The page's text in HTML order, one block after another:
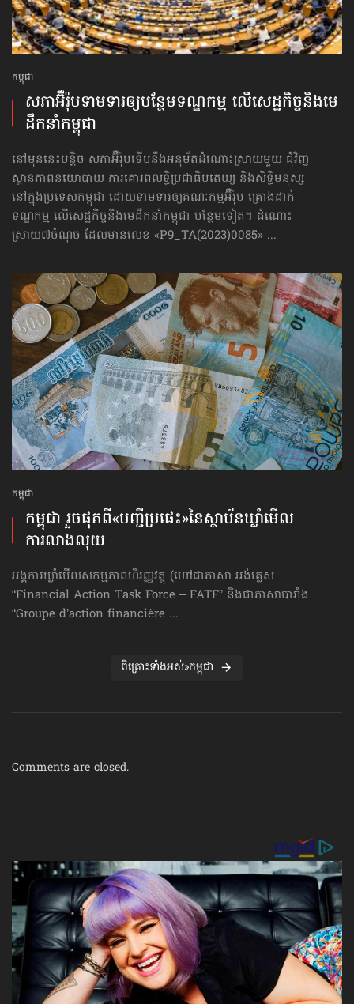
កម្ពុជា
សភាអ៊ឺរ៉ុបទាមទារ​ឲ្យបន្ថែម​ទណ្ឌកម្ម លើសេដ្ឋកិច្ច​និងមេ
ដឹកនាំកម្ពុជា
នៅមុននេះបន្តិច សភាអ៊ឺរ៉ុបទើបនឹងអនុម័តដំណោះស្រាយមួយ ជុំវិញ
ស្ថានភាពនយោបាយ ការគោរព​លទ្ធិ​ប្រជាធិបតេយ្យ និងសិទ្ធិមនុស្ស
នៅក្នុងប្រទេសកម្ពុជា ដោយទាមទារឲ្យគណៈកម្មអ៊ឺរ៉ុប គ្រោងដាក់​
ទណ្ឌកម្ម លើសេដ្ឋកិច្ច​និងមេដឹកនាំកម្ពុជា បន្ថែមទៀត។ ដំណោះ
ស្រាយ៧ចំណុច ដែលមានលេខ «P9_TA(2023)0085» ...
កម្ពុជា
កម្ពុជា រួចផុតពី«បញ្ជីប្រផេះ»​នៃស្ថាប័ន​ឃ្លាំមើល​
ការលាងលុយ
អង្គការឃ្លាំមើលសកម្មភាពហិរញ្ញវត្ថុ (ហៅ​ជា​ភាសា អង់គ្លេស
“Financial Action Task Force – FATF” និងជាភាសាបារាំង
“Groupe d’action financière ...
ពិគ្រោះទាំងអស់»កម្ពុជា
Comments are closed.